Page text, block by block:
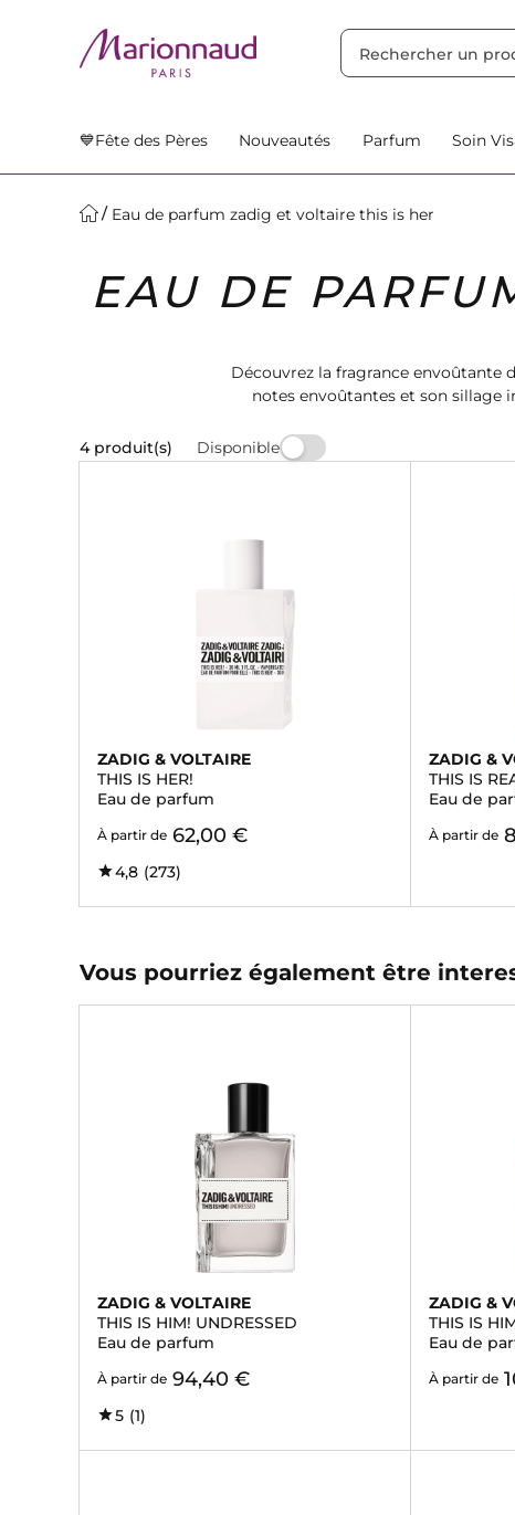
💙Fête des Pères Nouveautés Parfum Soin
Eau de parfum zadig et voltaire this is her
EAU DE
Découvrez la fragrance envoûtante
notes envoûtantes et son sillage
4 produit(s) Disponible
ZADIG & VOLTAIRE
THIS IS HER!
Eau de parfum
À partir de 62,00 €
4,8 (273)
ZADIG &
THIS IS
Eau de
À partir de
Vous pourriez également être
ZADIG & VOLTAIRE
THIS IS HIM! UNDRESSED
Eau de parfum
À partir de 94,40 €
5 (1)
ZADIG &
THIS IS
Eau de
À partir de